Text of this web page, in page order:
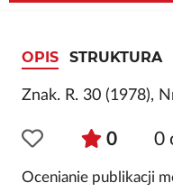
OPIS STRUKTURA
Znak. R. 30 (1978),
Ocenianie publikacji
0 0